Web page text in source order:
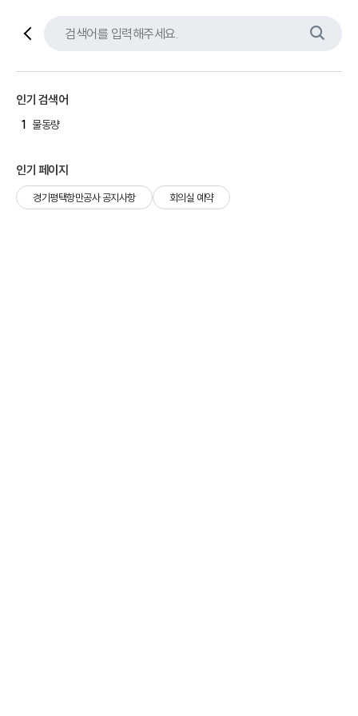
인기 검색어
1 물동량
인기 페이지
경기평택항만공사 공지사항 회의실 예약